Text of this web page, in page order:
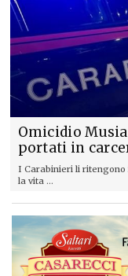
Omicidio
portati in
I Carabinieri li
la vita ...